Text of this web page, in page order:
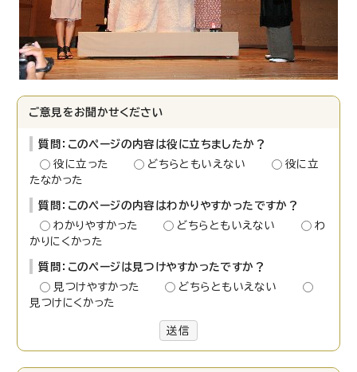
ご意見をお聞かせください
質問：このページの内容は役に立ちましたか？
役に立った
どちらともいえない
役に立
たなかった
質問：このページの内容はわかりやすかったですか？
わかりやすかった
どちらともいえない
わ
かりにくかった
質問：このページは見つけやすかったですか？
見つけやすかった
どちらともいえない
見つけにくかった
送信